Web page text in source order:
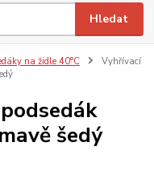
Hledat
na židle 40°C
Vyhřívací
šedý